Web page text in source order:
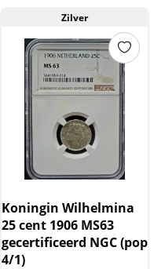
Zilver
Koningin Wilhelmina
25 cent 1906 MS63
gecertificeerd NGC (pop
4/1)